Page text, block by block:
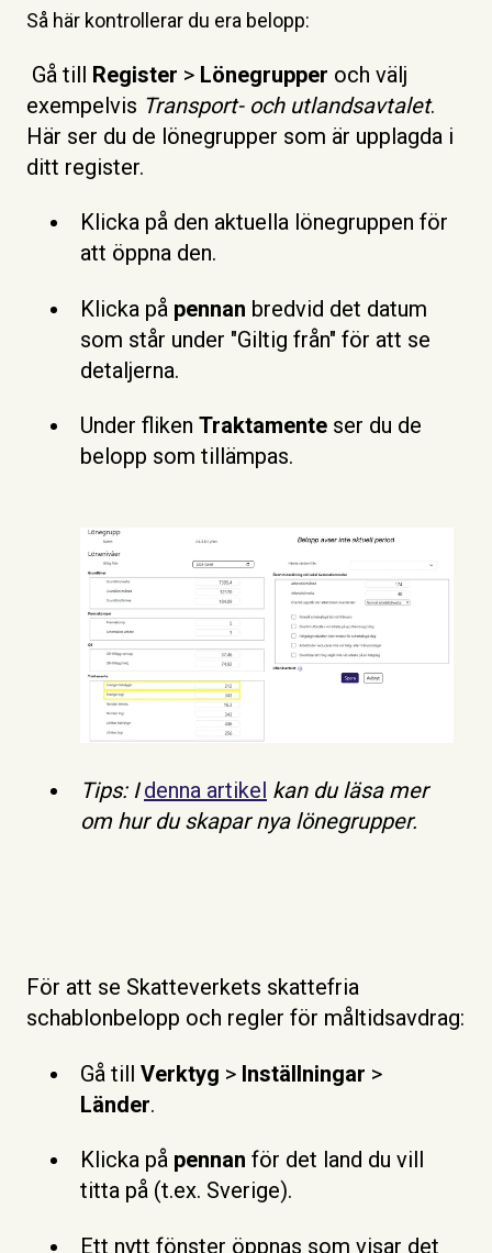
Så här kontrollerar du era belopp:
Gå till Register > Lönegrupper och välj
exempelvis Transport- och utlandsavtalet.
Här ser du de lönegrupper som är upplagda i
ditt register.
Klicka på den aktuella lönegruppen för
att öppna den.
Klicka på pennan bredvid det datum
som står under "Giltig från" för att se
detaljerna.
Under fliken Traktamente ser du de
belopp som tillämpas.
Tips: Idenna artikel kan du läsa mer
om hur du skapar nya lönegrupper.
För att se Skatteverkets skattefria
schablonbelopp och regler för måltidsavdrag:
Gå till Verktyg > Inställningar >
Länder.
Klicka på pennan för det land du vill
titta på (t.ex. Sverige).
Ett nytt fönster öppnas som visar det